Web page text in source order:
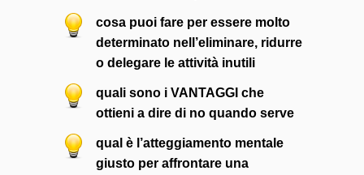
cosa puoi fare per essere molto
determinato nell’eliminare, ridurre
o delegare le attività inutili
quali sono i VANTAGGI che
ottieni a dire di no quando serve
qual è l’atteggiamento mentale
giusto per affrontare una